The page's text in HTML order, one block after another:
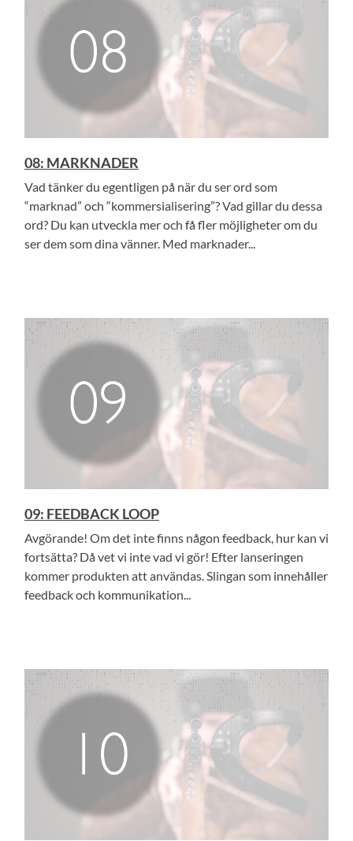
08: MARKNADER
Vad tänker du egentligen på när du ser ord som
“marknad” och “kommersialisering”? Vad gillar du dessa
ord? Du kan utveckla mer och få fler möjligheter om du
ser dem som dina vänner. Med marknader...
09: FEEDBACK LOOP
Avgörande! Om det inte finns någon feedback, hur kan vi
fortsätta? Då vet vi inte vad vi gör! Efter lanseringen
kommer produkten att användas. Slingan som innehåller
feedback och kommunikation...